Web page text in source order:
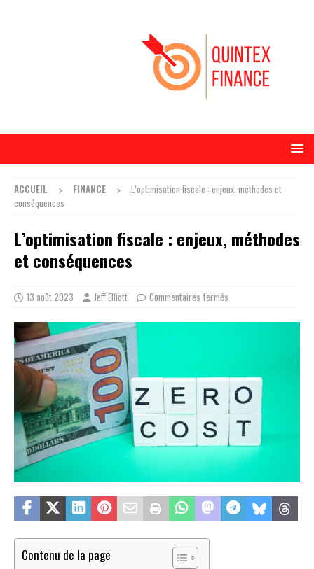
ACCUEIL FINANCE
L’optimisation fiscale : enjeux, méthodes et
conséquences
L’optimisation fiscale : enjeux, méthodes
et conséquences
13 août 2023 Jeff Elliott Commentaires fermés
Contenu de la page